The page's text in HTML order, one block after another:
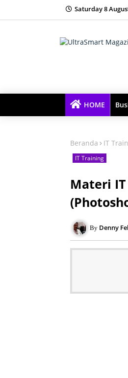
Saturday 8
Bimbingan Belajar Terbaik dengan Kelas
HOME
Beranda IT
IT Training
Materi
Denny